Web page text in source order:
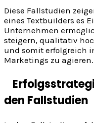
Diese Fallstudien
eines Textbuilders es
Unternehmen
steigern, qualitativ
und somit erfolgreich
Marketings zu agieren.
den Fallstudien